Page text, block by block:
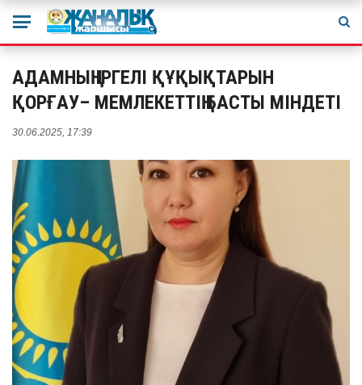
АДАМНЫҢ ІРГЕЛІ ҚҰҚЫҚТАРЫН
ҚОРҒАУ– МЕМЛЕКЕТТІҢ БАСТЫ МІНДЕТІ
30.06.2025, 17:39